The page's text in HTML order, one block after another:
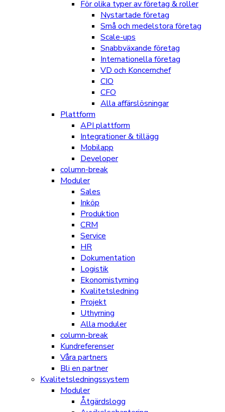
För olika typer av företag & roller
Nystartade företag
Små och medelstora företag
Scale-ups
Snabbväxande företag
Internationella företag
VD och Koncernchef
CIO
CFO
Alla affärslösningar
Plattform
API plattform
Integrationer & tillägg
Mobilapp
Developer
column-break
Moduler
Sales
Inköp
Produktion
CRM
Service
HR
Dokumentation
Logistik
Ekonomistyrning
Kvalitetsledning
Projekt
Uthyrning
Alla moduler
column-break
Kundreferenser
Våra partners
Bli en partner
Kvalitetsledningssystem
Moduler
Åtgärdslogg